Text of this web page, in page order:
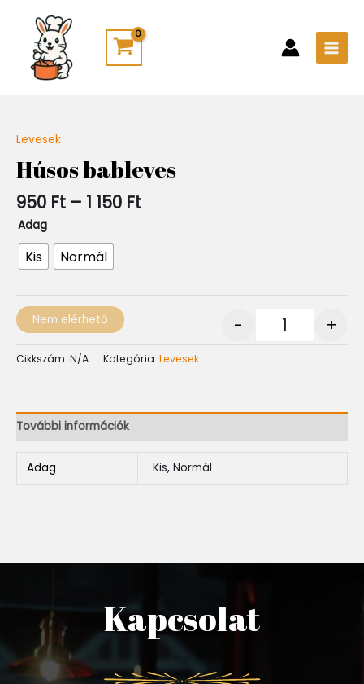
content
Levesek
Húsos bableves
950 Ft – 1 150 Ft
-
1
150 Ft
Adag
Kis Normál
- +
Nem elérhető
Cikkszám: N/A Kategória: Levesek
További információk
Adag Kis, Normál
Kapcsolat